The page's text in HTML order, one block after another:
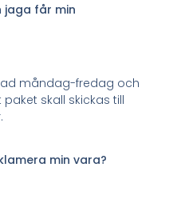
jaga får min
måndag-fredag och
skall skickas till
min vara?